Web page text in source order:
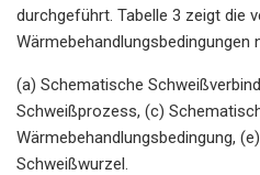
durchgeführt. Tabelle 3 zeigt die
Wärmebehandlungsbedingungen
(a) Schematische
Schweißprozess, (c)
Wärmebehandlungsbedingung,
Schweißwurzel.